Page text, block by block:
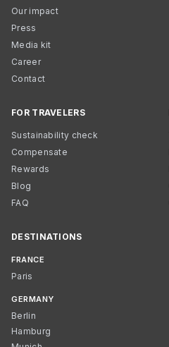
Our impact
Press
Media kit
Career
Contact
FOR TRAVELERS
Sustainability check
Compensate
Rewards
Blog
FAQ
DESTINATIONS
FRANCE
Paris
GERMANY
Berlin
Hamburg